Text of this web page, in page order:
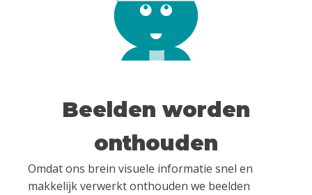
Beelden worden
onthouden
Omdat ons brein visuele informatie snel en
makkelijk verwerkt onthouden we beelden